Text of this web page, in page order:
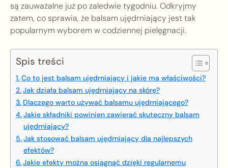
są zauważalne już po zaledwie tygodniu. Odkryjmy
zatem, co sprawia, że balsam ujędrniający jest tak
popularnym wyborem w codziennej pielęgnacji.
Spis treści
Co to jest balsam ujędrniający i jakie ma właściwości?
Jak działa balsam ujędrniający na skórę?
Dlaczego warto używać balsamu ujędrniającego?
Jakie składniki powinien zawierać skuteczny balsam
ujędrniający?
Jak stosować balsam ujędrniający dla najlepszych
efektów?
Jakie efekty można osiągnąć dzięki regularnemu